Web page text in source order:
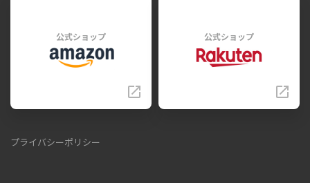
公式ショップ 公式ショップ
プライバシーポリシー